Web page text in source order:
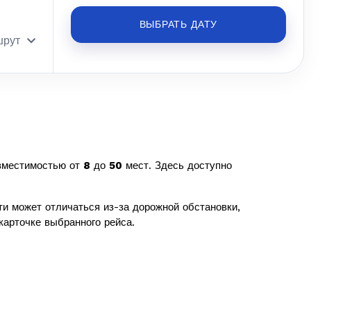
ВЫБРАТЬ ДАТУ
от 8 до 50 мест. Здесь доступно
может отличаться из-за дорожной обстановки,
выбранного рейса.